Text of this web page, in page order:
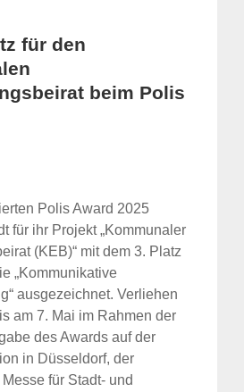
für den
beim Polis
Polis Award 2025
für ihr Projekt „Kommunaler
(KEB)“ mit dem 3. Platz
„Kommunikative
ausgezeichnet. Verliehen
am 7. Mai im Rahmen der
des Awards auf der
in Düsseldorf, der
für Stadt- und